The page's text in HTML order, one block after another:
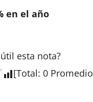
en el año
esta nota?
[Total: 0 Promedio